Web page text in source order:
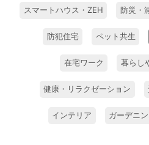
スマートハウス・ZEH 防災・
防犯住宅 ペット共生
在宅ワーク 暮らし
健康・リラクゼーション
インテリア ガーデニ